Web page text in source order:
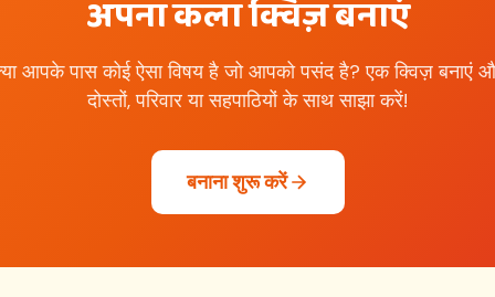
अपना कला क्विज़ बनाएं
आपके पास कोई ऐसा विषय है जो आपको पसंद है? एक क्विज़ बनाएं
दोस्तों, परिवार या सहपाठियों के साथ साझा करें!
बनाना शुरू करें